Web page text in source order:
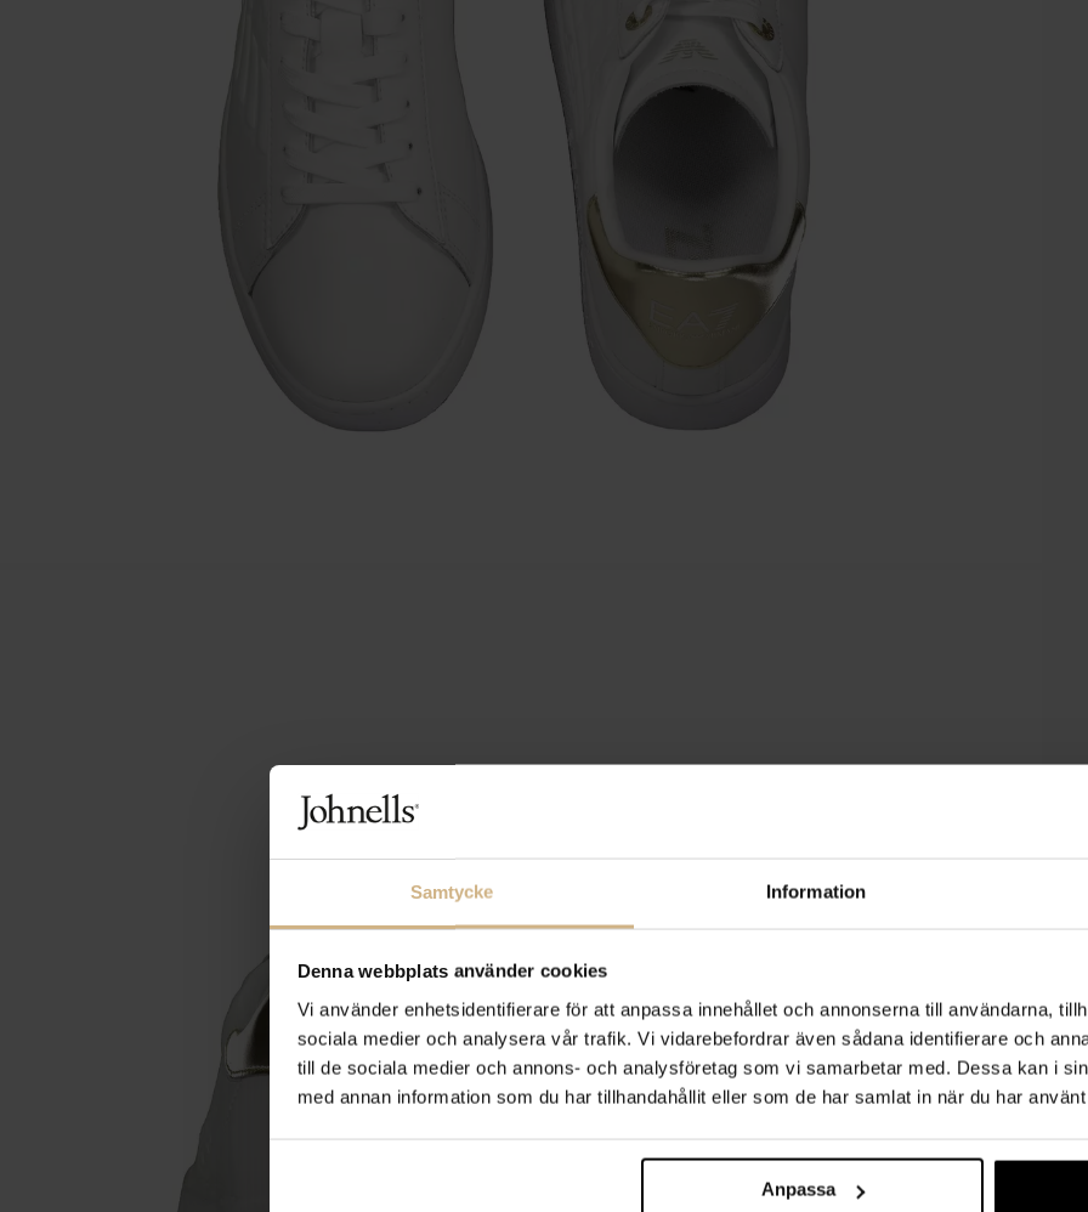
Samtycke Information
Denna webbplats använder cookies
Vi använder enhetsidentifierare för att anpassa innehållet och annonserna till användarna,
sociala medier och analysera vår trafik. Vi vidarebefordrar även sådana identifierare och
till de sociala medier och annons- och analysföretag som vi samarbetar med. Dessa kan i
med annan information som du har tillhandahållit eller som de har samlat in när du har
Anpassa